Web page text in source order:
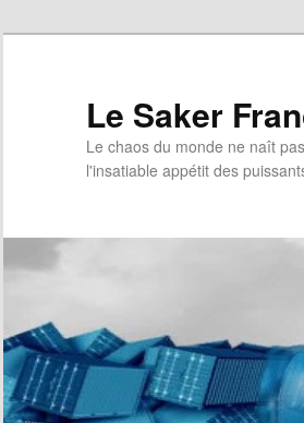
Le Saker
Le chaos du monde ne naît
l'insatiable appétit des